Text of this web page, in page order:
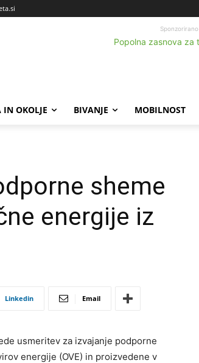
Sponzorirano
IN OKOLJE BIVANJE MOBILNOST
sheme
energije iz
Linkedin Email
usmeritev za izvajanje podporne
energije (OVE) in proizvedene v